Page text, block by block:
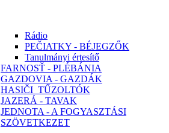
Rádio
PEČIATKY - BÉJEGZŐK
Tanulmányi értesítő
FARNOSŤ - PLÉBÁNIA
GAZDOVIA - GAZDÁK
HASIČI_TŰZOLTÓK
JAZERÁ - TAVAK
JEDNOTA - A FOGYASZTÁSI
SZÖVETKEZET